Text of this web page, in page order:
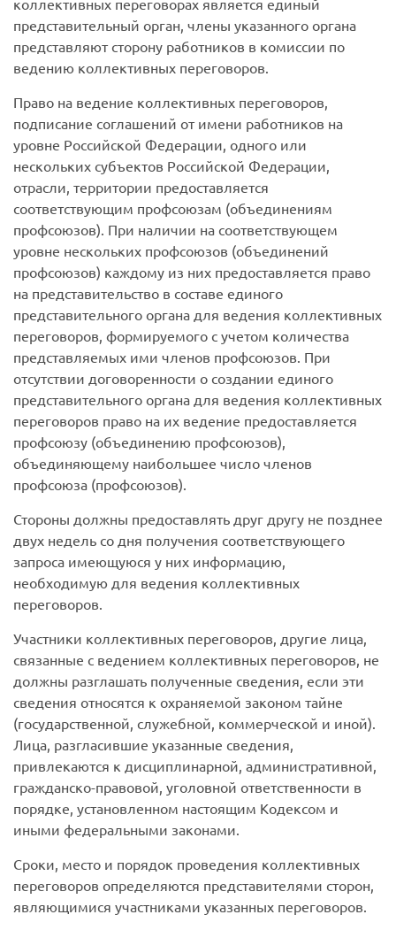
коллективных переговорах является единый
представительный орган, члены указанного органа
представляют сторону работников в комиссии по
ведению коллективных переговоров.
Право на ведение коллективных переговоров,
подписание соглашений от имени работников на
уровне Российской Федерации, одного или
нескольких субъектов Российской Федерации,
отрасли, территории предоставляется
соответствующим профсоюзам (объединениям
профсоюзов). При наличии на соответствующем
уровне нескольких профсоюзов (объединений
профсоюзов) каждому из них предоставляется право
на представительство в составе единого
представительного органа для ведения коллективных
переговоров, формируемого с учетом количества
представляемых ими членов профсоюзов. При
отсутствии договоренности о создании единого
представительного органа для ведения коллективных
переговоров право на их ведение предоставляется
профсоюзу (объединению профсоюзов),
объединяющему наибольшее число членов
профсоюза (профсоюзов).
Стороны должны предоставлять друг другу не позднее
двух недель со дня получения соответствующего
запроса имеющуюся у них информацию,
необходимую для ведения коллективных
переговоров.
Участники коллективных переговоров, другие лица,
связанные с ведением коллективных переговоров, не
должны разглашать полученные сведения, если эти
сведения относятся к охраняемой законом тайне
(государственной, служебной, коммерческой и иной).
Лица, разгласившие указанные сведения,
привлекаются к дисциплинарной, административной,
гражданско-правовой, уголовной ответственности в
порядке, установленном настоящим Кодексом и
иными федеральными законами.
Сроки, место и порядок проведения коллективных
переговоров определяются представителями сторон,
являющимися участниками указанных переговоров.